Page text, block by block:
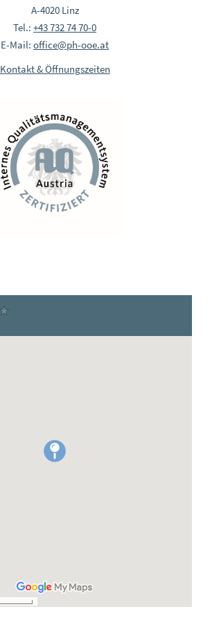
A-4020 Linz
Tel.: +43 732 74 70-0
E-Mail: office@ph-ooe.at
Kontakt & Öffnungszeiten